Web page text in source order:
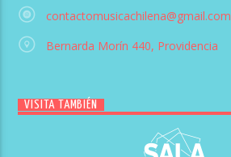
contactomusicachilena@gmail.com
Bernarda Morín 440, Providencia
VISITA TAMBIÉN